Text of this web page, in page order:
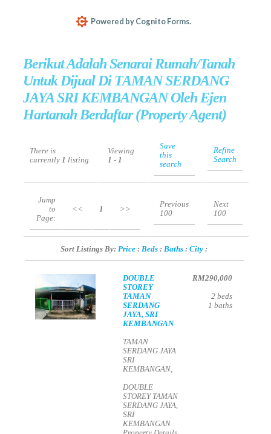
Berikut Adalah Senarai Rumah/Tanah
Untuk Dijual Di TAMAN SERDANG
JAYA SRI KEMBANGAN Oleh Ejen
Hartanah Berdaftar (Property Agent)
There is
currently1listing.
Viewing
1 - 1
Save
this
search
Refine
Search
Jump
to
Page:
<< 1 >>
Previous
100
Next
100
Sort Listings By: Price : Beds : Baths : City :
DOUBLE
STOREY
TAMAN
SERDANG
JAYA, SRI
KEMBANGAN
TAMAN
SERDANG JAYA
SRI
KEMBANGAN,
DOUBLE
STOREY TAMAN
SERDANG JAYA,
SRI
KEMBANGAN
RM290,000
2 beds
1 baths